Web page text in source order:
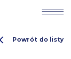
Powrót do listy